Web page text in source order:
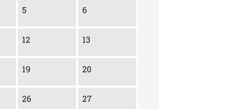
5 6
12 13
19 20
26 27